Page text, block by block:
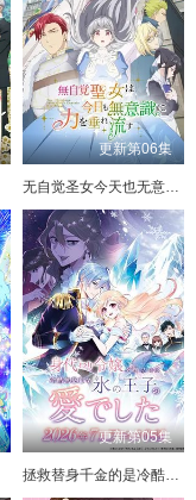
更新第06集
无自觉圣女今天也无意识地释放力量
更新第05集
拯救替身千金的是冷酷无情冰之王子的爱